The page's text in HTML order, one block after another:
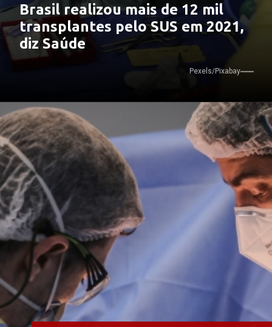
Pexels/Pixabay
Brasil realizou mais de 12 mil
transplantes pelo SUS em 2021,
diz Saúde